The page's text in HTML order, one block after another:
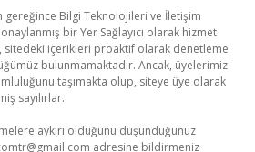
gereğince Bilgi Teknolojileri ve İletişim
bir Yer Sağlayıcı olarak hizmet
sitedeki içerikleri proaktif olarak denetleme
bulunmamaktadır. Ancak, üyelerimiz
taşımakta olup, siteye üye olarak
sayılırlar.
aykırı olduğunu düşündüğünüz
adresine bildirmeniz